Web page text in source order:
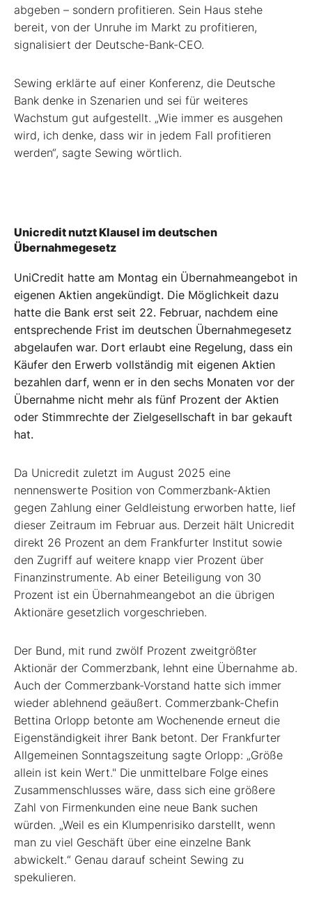
abgeben – sondern profitieren. Sein Haus stehe
bereit, von der Unruhe im Markt zu profitieren,
signalisiert der Deutsche-Bank-CEO.
Sewing erklärte auf einer Konferenz, die Deutsche
Bank denke in Szenarien und sei für weiteres
Wachstum gut aufgestellt. „Wie immer es ausgehen
wird, ich denke, dass wir in jedem Fall profitieren
werden“, sagte Sewing wörtlich.
Unicredit nutzt Klausel im deutschen
Übernahmegesetz
UniCredit hatte am Montag ein Übernahmeangebot in
eigenen Aktien angekündigt. Die Möglichkeit dazu
hatte die Bank erst seit 22. Februar, nachdem eine
entsprechende Frist im deutschen Übernahmegesetz
abgelaufen war. Dort erlaubt eine Regelung, dass ein
Käufer den Erwerb vollständig mit eigenen Aktien
bezahlen darf, wenn er in den sechs Monaten vor der
Übernahme nicht mehr als fünf Prozent der Aktien
oder Stimmrechte der Zielgesellschaft in bar gekauft
hat.
Da Unicredit zuletzt im August 2025 eine
nennenswerte Position von Commerzbank-Aktien
gegen Zahlung einer Geldleistung erworben hatte, lief
dieser Zeitraum im Februar aus. Derzeit hält Unicredit
direkt 26 Prozent an dem Frankfurter Institut sowie
den Zugriff auf weitere knapp vier Prozent über
Finanzinstrumente. Ab einer Beteiligung von 30
Prozent ist ein Übernahmeangebot an die übrigen
Aktionäre gesetzlich vorgeschrieben.
Der Bund, mit rund zwölf Prozent zweitgrößter
Aktionär der Commerzbank, lehnt eine Übernahme ab.
Auch der Commerzbank-Vorstand hatte sich immer
wieder ablehnend geäußert. Commerzbank-Chefin
Bettina Orlopp betonte am Wochenende erneut die
Eigenständigkeit ihrer Bank betont. Der Frankfurter
Allgemeinen Sonntagszeitung sagte Orlopp: „Größe
allein ist kein Wert." Die unmittelbare Folge eines
Zusammenschlusses wäre, dass sich eine größere
Zahl von Firmenkunden eine neue Bank suchen
würden. „Weil es ein Klumpenrisiko darstellt, wenn
man zu viel Geschäft über eine einzelne Bank
abwickelt.“ Genau darauf scheint Sewing zu
spekulieren.